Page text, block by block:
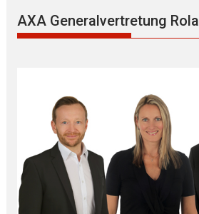
AXA Generalvertretung